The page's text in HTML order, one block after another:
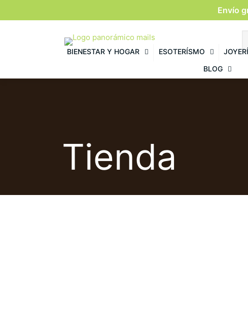
Envío
BIENESTAR Y HOGAR ESOTERÍSMO
BLOG
Tienda